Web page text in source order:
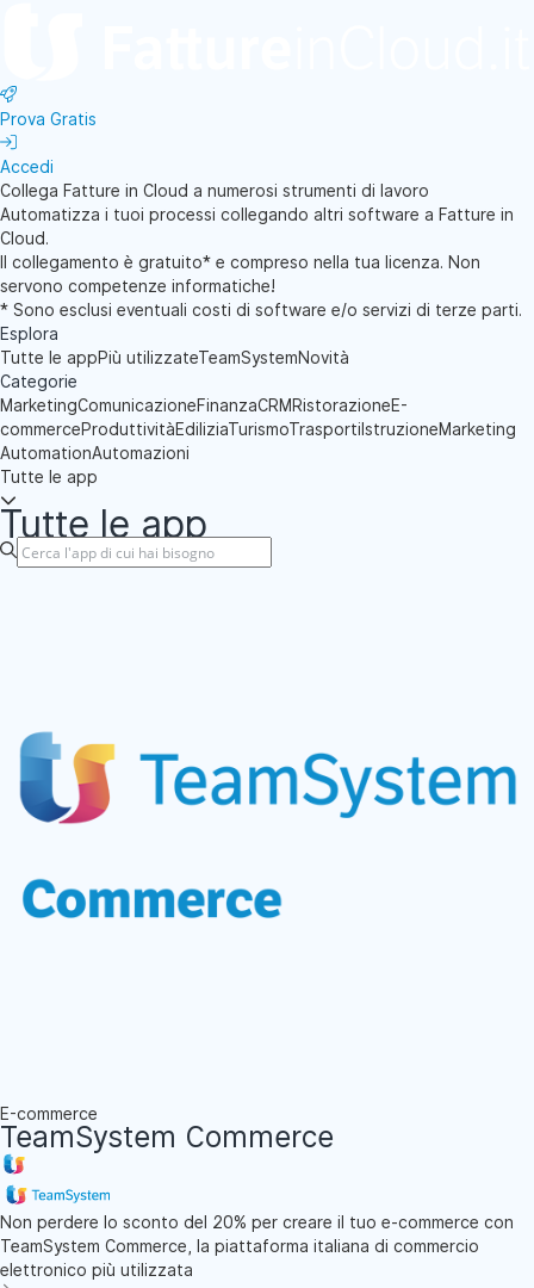
Prova Gratis
Accedi
Collega Fatture in Cloud a numerosi strumenti di lavoro
Automatizza i tuoi processi collegando altri software a Fatture in
Cloud.
Il collegamento è gratuito* e compreso nella tua licenza. Non
servono competenze informatiche!
* Sono esclusi eventuali costi di software e/o servizi di terze parti.
Esplora
Tutte le appPiù utilizzateTeamSystemNovità
Categorie
MarketingComunicazioneFinanzaCRM RistorazioneE-
commerceProduttivitàEdiliziaTurismoTrasporti IstruzioneMarketing
AutomationAutomazioni
Tutte le app
Tutte le app
E-commerce
TeamSystem Commerce
Non perdere lo sconto del 20% per creare il tuo e-commerce con
TeamSystem Commerce, la piattaforma italiana di commercio
elettronico più utilizzata